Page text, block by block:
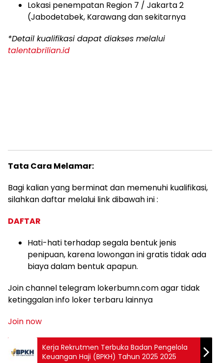
Lokasi penempatan Region 7 / Jakarta 2
(Jabodetabek, Karawang dan sekitarnya
*Detail kualifikasi dapat diakses melalui
talentabrilian.id
Tata Cara Melamar:
Bagi kalian yang berminat dan memenuhi kualifikasi,
silahkan daftar melalui link dibawah ini :
DAFTAR
Hati-hati terhadap segala bentuk jenis
penipuan, karena lowongan ini gratis tidak ada
biaya dalam bentuk apapun.
Join channel telegram lokerbumn.com agar tidak
ketinggalan info loker terbaru lainnya
Join now
Kerja Rekrutmen Terbuka Badan Pengelola
Keuangan Haji (BPKH) Tahun 2025 2025